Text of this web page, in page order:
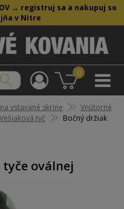
→ registruj sa a nakupuj so
v Nitre
0
vstavané skrine
Vnútorné
Vešiaková tyč
Bočný držiak
oválnej